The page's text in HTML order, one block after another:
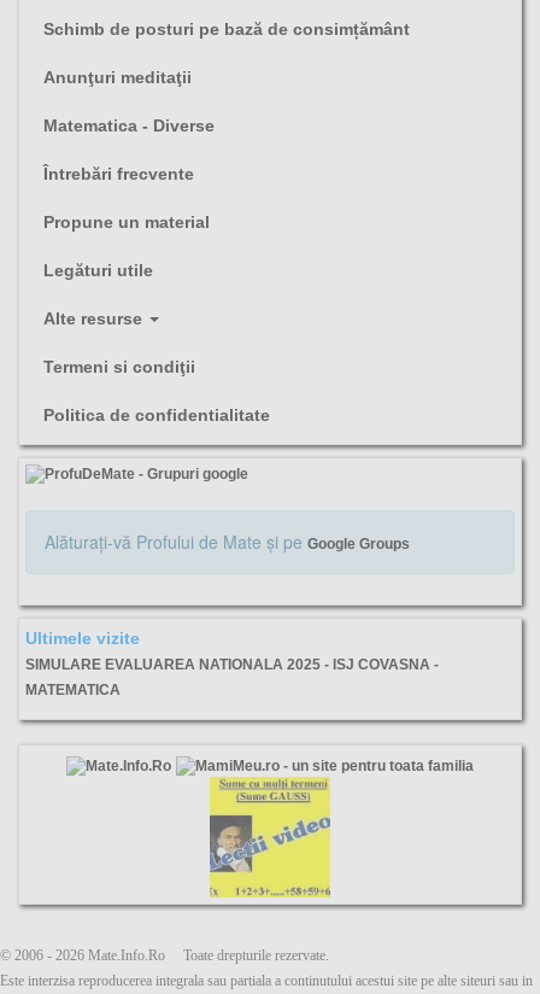
Schimb de posturi pe bază de consimțământ
Anunţuri meditaţii
Matematica - Diverse
Întrebări frecvente
Propune un material
Legături utile
Alte resurse
Termeni si condiţii
Politica de confidentialitate
Alăturaţi-vă Profului de Mate şi pe Google Groups
Ultimele vizite
SIMULARE EVALUAREA NATIONALA 2025 - ISJ COVASNA -
MATEMATICA
© 2006 - 2026 Mate.Info.Ro Toate drepturile rezervate.
Este interzisa reproducerea integrala sau partiala a continutului acestui site pe alte siteuri sau in